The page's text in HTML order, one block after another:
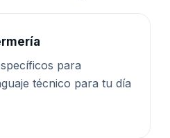
para
técnico para tu día